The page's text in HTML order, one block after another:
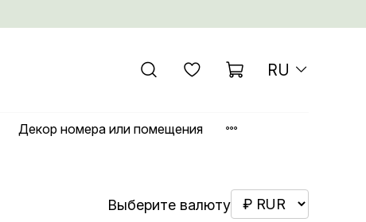
RU
Декор номера или помещения
Выберите валюту